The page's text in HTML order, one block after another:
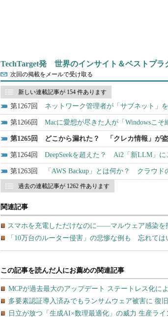
TechTarget発 世界のインサイト＆ベストプラ
次回の掲載をメールで受け取る
新しい連載記事が 154 件あります
1267 ネットワーク管理者が「サブネット」
1266 Macに愛想が尽きた人が「Windowsこ
1265 どこから漏れた？ 「クレカ情報」が
1264 DeepSeekを超えた？ Ai2「新LLM」に
1263 「AWS Backup」とは何か？ クラウ
過去の連載記事が 1262 件あります
関連記事
スマホを充電しただけなのに――マルウェア感染を
「10万台のルーター侵害」の悲惨な例も 忘れては